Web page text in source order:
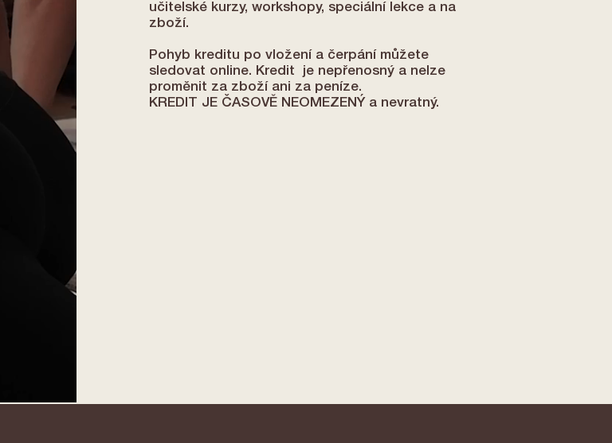
učitelské kurzy, workshopy, speciální lekce a na
zboží.
Pohyb kreditu po vložení a čerpání můžete
sledovat online. Kredit je nepřenosný a nelze
proměnit za zboží ani za peníze.
KREDIT JE ČASOVĚ NEOMEZENÝ a nevratný.